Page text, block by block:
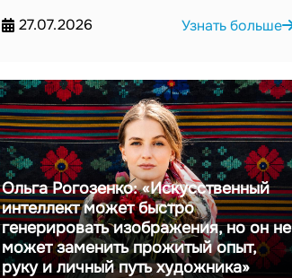
27.07.2026
Узнать больше
Ольга Рогозенко: «Искусственный
интеллект может быстро
генерировать изображения, но он не
может заменить прожитый опыт,
руку и личный путь художника»